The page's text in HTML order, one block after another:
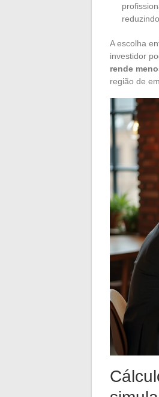
A escolha
investidor
rende
região de